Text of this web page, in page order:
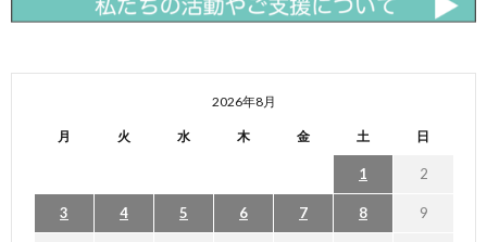
2026年8月
月 火 水 木 金 土 日
1 2
3 4 5 6 7 8 9